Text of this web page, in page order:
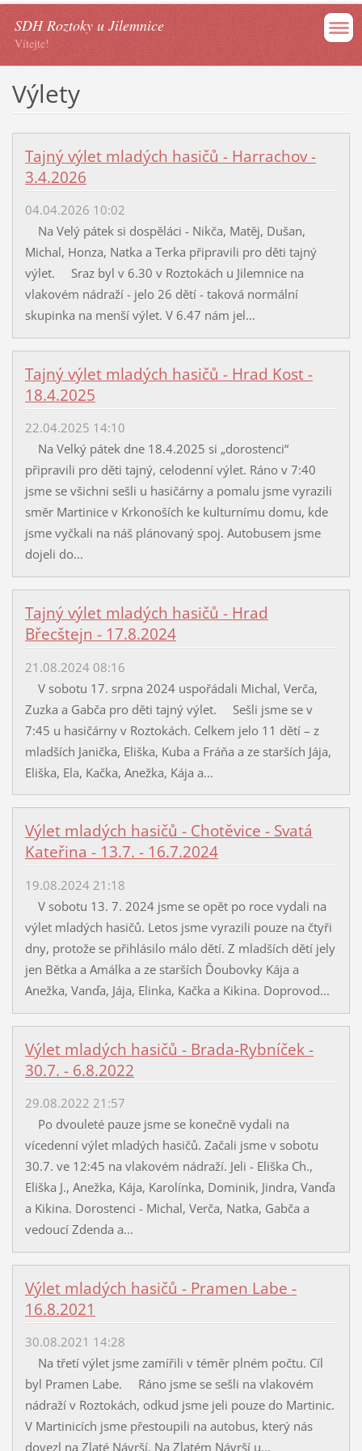
SDH Roztoky u Jilemnice
Vítejte!
Výlety
Tajný výlet mladých hasičů - Harrachov -
3.4.2026
04.04.2026 10:02
Na Velý pátek si dospěláci - Nikča, Matěj, Dušan,
Michal, Honza, Natka a Terka připravili pro děti tajný
výlet. Sraz byl v 6.30 v Roztokách u Jilemnice na
vlakovém nádraží - jelo 26 dětí - taková normální
skupinka na menší výlet. V 6.47 nám jel...
Tajný výlet mladých hasičů - Hrad Kost -
18.4.2025
22.04.2025 14:10
Na Velký pátek dne 18.4.2025 si „dorostenci“
připravili pro děti tajný, celodenní výlet. Ráno v 7:40
jsme se všichni sešli u hasičárny a pomalu jsme vyrazili
směr Martinice v Krkonoších ke kulturnímu domu, kde
jsme vyčkali na náš plánovaný spoj. Autobusem jsme
dojeli do...
Tajný výlet mladých hasičů - Hrad
Břecštejn - 17.8.2024
21.08.2024 08:16
V sobotu 17. srpna 2024 uspořádali Michal, Verča,
Zuzka a Gabča pro děti tajný výlet. Sešli jsme se v
7:45 u hasičárny v Roztokách. Celkem jelo 11 dětí – z
mladších Janička, Eliška, Kuba a Fráňa a ze starších Jája,
Eliška, Ela, Kačka, Anežka, Kája a...
Výlet mladých hasičů - Chotěvice - Svatá
Kateřina - 13.7. - 16.7.2024
19.08.2024 21:18
V sobotu 13. 7. 2024 jsme se opět po roce vydali na
výlet mladých hasičů. Letos jsme vyrazili pouze na čtyři
dny, protože se přihlásilo málo dětí. Z mladších dětí jely
jen Bětka a Amálka a ze starších Ďoubovky Kája a
Anežka, Vanďa, Jája, Elinka, Kačka a Kikina. Doprovod...
Výlet mladých hasičů - Brada-Rybníček -
30.7. - 6.8.2022
29.08.2022 21:57
Po dvouleté pauze jsme se konečně vydali na
vícedenní výlet mladých hasičů. Začali jsme v sobotu
30.7. ve 12:45 na vlakovém nádraží. Jeli - Eliška Ch.,
Eliška J., Anežka, Kája, Karolínka, Dominik, Jindra, Vanďa
a Kikina. Dorostenci - Michal, Verča, Natka, Gabča a
vedoucí Zdenda a...
Výlet mladých hasičů - Pramen Labe -
16.8.2021
30.08.2021 14:28
Na třetí výlet jsme zamířili v téměr plném počtu. Cíl
byl Pramen Labe. Ráno jsme se sešli na vlakovém
nádraží v Roztokách, odkud jsme jeli pouze do Martinic.
V Martinicích jsme přestoupili na autobus, který nás
dovezl na Zlaté Návrší. Na Zlatém Návrší u...